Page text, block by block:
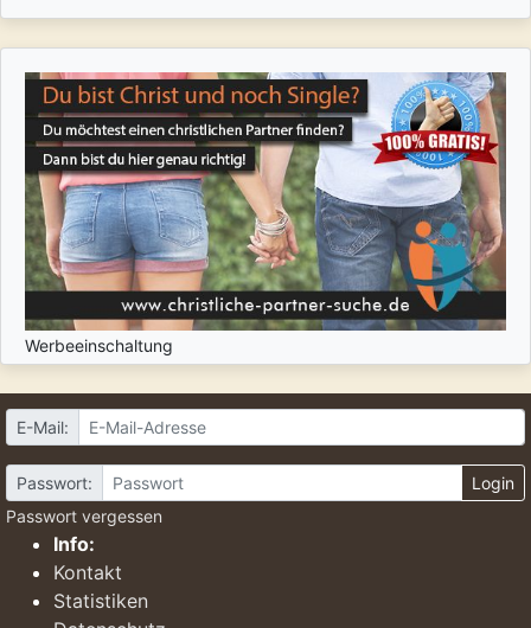
Werbeeinschaltung
E-Mail:
Passwort:
Login
Passwort vergessen
Info:
Kontakt
Statistiken